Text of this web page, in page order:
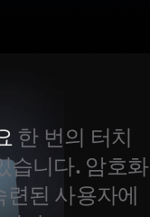
한 번의 터치
습니다. 암호화
된 사용자에